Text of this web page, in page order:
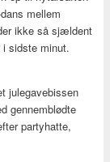
mellem
ikke så sjældent
i sidste minut.
julegavebissen
gennemblødte
partyhatte,